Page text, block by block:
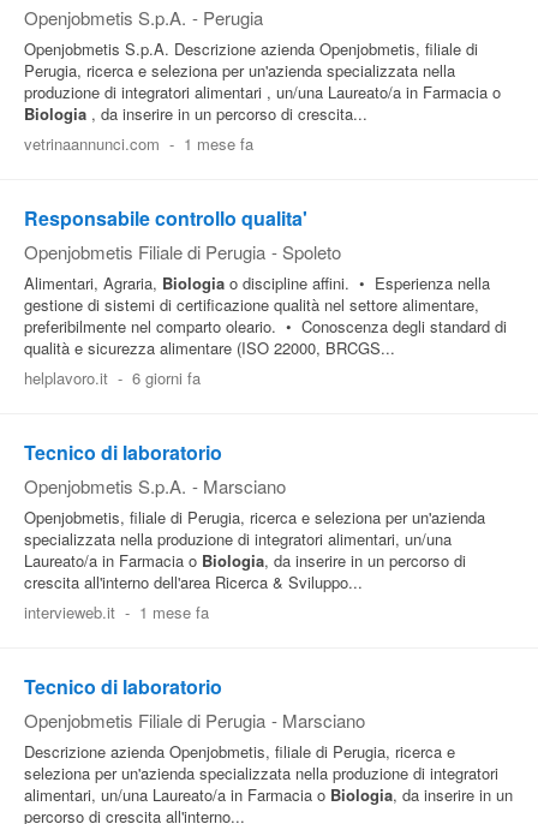
Openjobmetis S.p.A. - Perugia
Openjobmetis S.p.A. Descrizione azienda Openjobmetis, filiale di
Perugia, ricerca e seleziona per un'azienda specializzata nella
produzione di integratori alimentari , un/una Laureato/a in Farmacia o
Biologia , da inserire in un percorso di crescita...
vetrinaannunci.com - 1 mese fa
Responsabile controllo qualita'
Openjobmetis Filiale di Perugia - Spoleto
Alimentari, Agraria, Biologia o discipline affini. • Esperienza nella
gestione di sistemi di certificazione qualità nel settore alimentare,
preferibilmente nel comparto oleario. • Conoscenza degli standard di
qualità e sicurezza alimentare (ISO 22000, BRCGS...
helplavoro.it - 6 giorni fa
Tecnico di laboratorio
Openjobmetis S.p.A. - Marsciano
Openjobmetis, filiale di Perugia, ricerca e seleziona per un'azienda
specializzata nella produzione di integratori alimentari, un/una
Laureato/a in Farmacia o Biologia, da inserire in un percorso di
crescita all'interno dell'area Ricerca & Sviluppo...
intervieweb.it - 1 mese fa
Tecnico di laboratorio
Openjobmetis Filiale di Perugia - Marsciano
Descrizione azienda Openjobmetis, filiale di Perugia, ricerca e
seleziona per un'azienda specializzata nella produzione di integratori
alimentari, un/una Laureato/a in Farmacia o Biologia, da inserire in un
percorso di crescita all'interno...